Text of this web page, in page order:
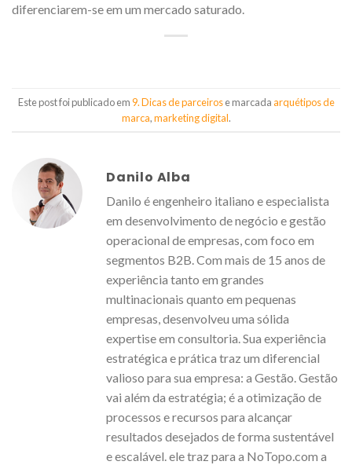
diferenciarem-se em um mercado saturado.
Este post foi publicado em9. Dicas de parceirose marcadaarquétipos de
marca,marketing digital.
Danilo Alba
Danilo é engenheiro italiano e especialista
em desenvolvimento de negócio e gestão
operacional de empresas, com foco em
segmentos B2B. Com mais de 15 anos de
experiência tanto em grandes
multinacionais quanto em pequenas
empresas, desenvolveu uma sólida
expertise em consultoria. Sua experiência
estratégica e prática traz um diferencial
valioso para sua empresa: a Gestão. Gestão
vai além da estratégia; é a otimização de
processos e recursos para alcançar
resultados desejados de forma sustentável
e escalável. ele traz para a NoTopo.com a